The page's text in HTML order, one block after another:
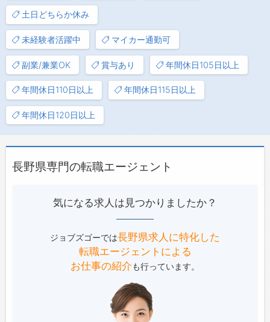
土日どちらか休み
未経験者活躍中 マイカー通勤可
副業/兼業OK 賞与あり 年間休日105日以上
年間休日110日以上 年間休日115日以上
年間休日120日以上
長野県専門の転職エージェント
気になる求人は見つかりましたか？
ジョブズゴーでは長野県求人に特化した
転職エージェントによる
お仕事の紹介も行っています。